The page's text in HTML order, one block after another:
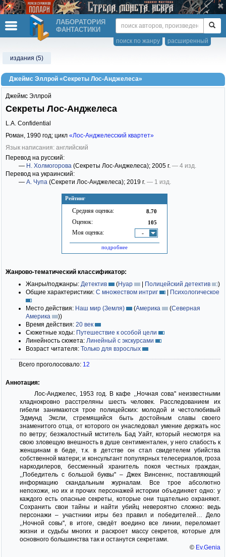
ЛАБОРАТОРИЯ
ФАНТАСТИКИ
расширенный
поиск по жанру
издания (5)
Джеймс Эллрой «Секреты Лос-Анджелеса»
Рейтинг
Средняя оценка: 8.70
Оценок: 105
Моя оценка: -
подробнее
Джеймс Эллрой
Секреты Лос-Анджелеса
L.A. Confidential
Роман, 1990 год; цикл «Лос-Анджелесский квартет»
Язык написания: английский
Перевод на русский:
— Н. Холмогорова (Секреты Лос-Анджелеса); 2005 г. — 4 изд.
Перевод на украинский:
— А. Чупа (Секрети Лос-Анджелеса); 2019 г. — 1 изд.
Жанрово-тематический классификатор:
Жанры/поджанры: Детектив (Нуар | Полицейский детектив
)
Общие характеристики: С множеством интриг | Психологическое
Место действия: Наш мир (Земля) (Америка (Северная
Америка
))
Время действия: 20 век
Сюжетные ходы: Путешествие к особой цели
Линейность сюжета: Линейный с экскурсами
Возраст читателя: Только для взрослых
Всего проголосовало: 12
Аннотация:
Лос-Анджелес, 1953 год. В кафе ,,Ночная сова'' неизвестными
хладнокровно расстреляны шесть человек. Расследованием их
гибели занимаются трое полицейских: молодой и честолюбивый
Эдмунд Эксли, стремящийся быть достойным славы своего
знаменитого отца, от которого он унаследовал умение держать нос
по ветру; безжалостный мститель Бад Уайт, который несмотря на
свою зловещую внешность в душе сентиментален, у него слабость к
женщинам в беде, т.к. в детстве он стал свидетелем убийства
собственной матери; и консультант популярных телесериалов, гроза
наркодилеров, бессменный хранитель покоя честных граждан,
,,Победитель с большой буквы'' – Джек Винсеннс, поставляющий
информацию скандальным журналам. Все трое абсолютно
непохожи, но их и прочих персонажей истории объединяет одно: у
каждого есть опасные секреты, которые они тщательно охраняют.
Сохранить свои тайны и найти убийц невероятно сложно: ведь
персонажи – участники игры без правил и победителей… Дело
,,Ночной совы'', в итоге, сведёт воедино все линии, переломает
жизни и судьбы многих и раскроет массу секретов, которые для
основного большинства так и останутся секретами.
© Ev.Genia